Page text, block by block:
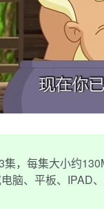
，每集大小约
脑、平板、IPAD